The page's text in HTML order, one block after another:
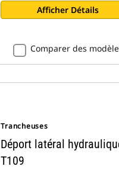
Afficher Détails
Comparer des
Trancheuses
Déport latéral
T109